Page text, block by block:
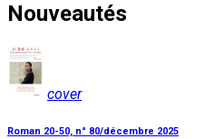
Nouveautés
cover
Roman 20-50, n° 80/décembre 2025